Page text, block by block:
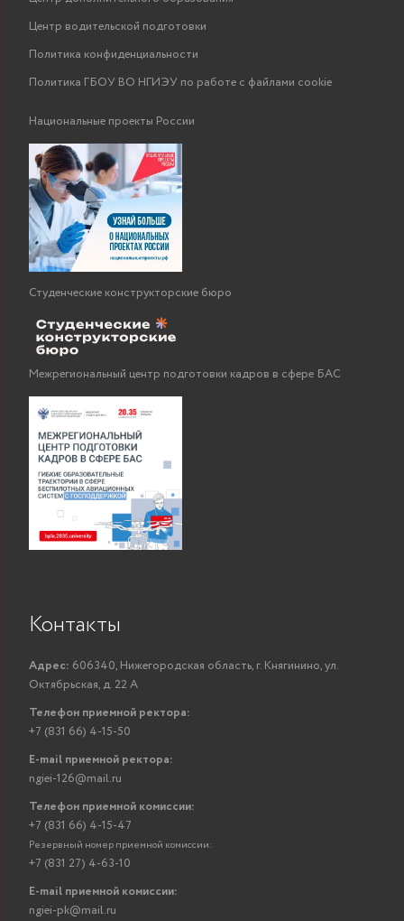
Центр водительской подготовки
Политика конфиденциальности
Политика ГБОУ ВО НГИЭУ по работе с файлами cookie
Национальные проекты России
Студенческие конструкторские бюро
Межрегиональный центр подготовки кадров в сфере БАС
Контакты
Адрес: 606340, Нижегородская область, г. Княгинино, ул.
Октябрьская, д. 22 А
Телефон приемной ректора:
+7 (831 66) 4-15-50
E-mail приемной ректора:
ngiei-126@mail.ru
Телефон приемной комиссии:
+7 (831 66) 4-15-47
Резервный номер приемной комиссии:
+7 (831 27) 4-63-10
E-mail приемной комиссии:
ngiei-pk@mail.ru